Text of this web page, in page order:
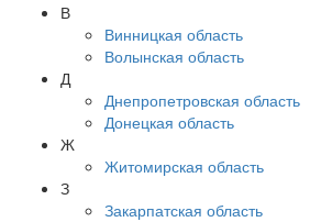
В
Винницкая область
Волынская область
Д
Днепропетровская область
Донецкая область
Ж
Житомирская область
З
Закарпатская область